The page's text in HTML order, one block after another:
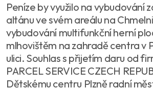
Peníze by využilo na vybudování
altánu ve svém areálu na
vybudování multifunkční herní
mlhovištěm na zahradě centra v
ulici. Souhlas s přijetím daru od
PARCEL SERVICE CZECH
Dětskému centru Plzně radní